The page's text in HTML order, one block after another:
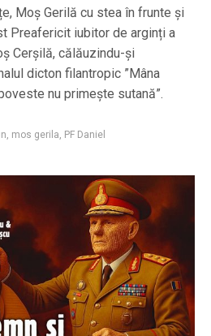
Moș Gerilă cu stea în frunte și
Preafericit iubitor de arginți a
Cerșilă, călăuzindu-și
dicton filantropic ”Mâna
nu primește sutană”.
, mos gerila, PF Daniel